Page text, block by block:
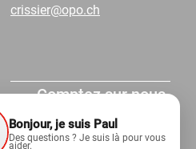
crissier@opo.ch
Comptez sur nous.
Bonjour, je suis Paul
Des questions ? Je suis là pour vous
aider.